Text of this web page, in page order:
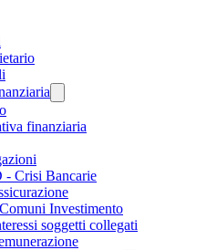
finanziaria
- Crisi Bancarie
Investimento
soggetti collegati